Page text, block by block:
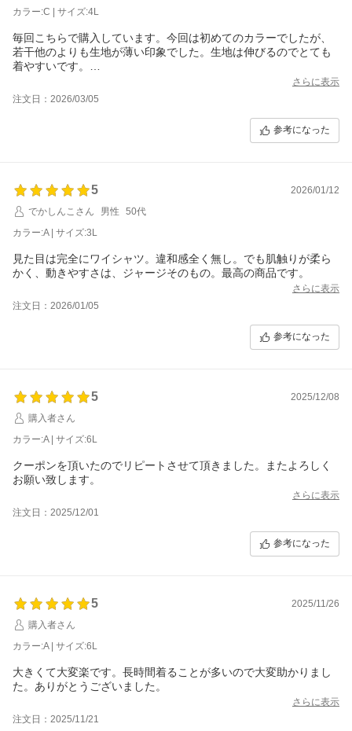
カラー:C | サイズ:4L
毎回こちらで購入しています。今回は初めてのカラーでしたが、
若干他のよりも生地が薄い印象でした。生地は伸びるのでとても
着やすいです。
普通サイズから大きいサイズまである商品とは違い、こちらは大
きいサイズとして作られているためか、肩周りや二の腕、手首の
さらに表示
注文日：2026/03/05
参考になった
5
2026/01/12
でかしんこさん
男性
50代
カラー:A | サイズ:3L
見た目は完全にワイシャツ。違和感全く無し。でも肌触りが柔ら
かく、動きやすさは、ジャージそのもの。最高の商品です。
さらに表示
注文日：2026/01/05
参考になった
5
2025/12/08
購入者さん
カラー:A | サイズ:6L
クーポンを頂いたのでリピートさせて頂きました。またよろしく
お願い致します。
さらに表示
注文日：2025/12/01
参考になった
5
2025/11/26
購入者さん
カラー:A | サイズ:6L
大きくて大変楽です。長時間着ることが多いので大変助かりまし
た。ありがとうございました。
さらに表示
注文日：2025/11/21